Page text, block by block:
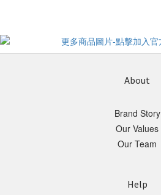
About
Brand Story
Our Values
Our Team
Help